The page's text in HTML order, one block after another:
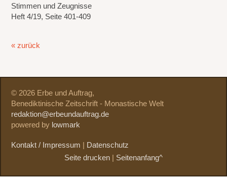
Stimmen und Zeugnisse
Heft 4/19, Seite 401-409
« zurück
© 2026 Erbe und Auftrag,
Benediktinische Zeitschrift - Monastische Welt
redaktion@erbeundauftrag.de
powered by lowmark
Kontakt / Impressum
Datenschutz
Seite drucken
Seitenanfang^